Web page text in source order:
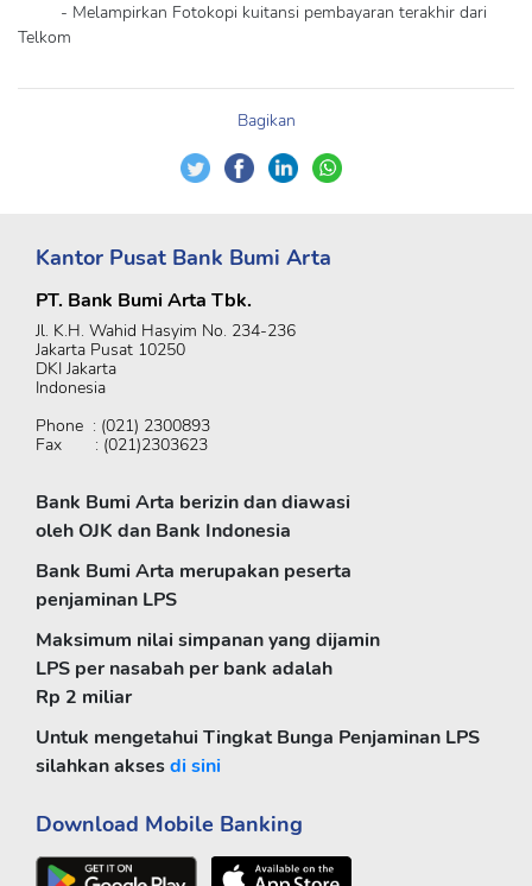
- Melampirkan Fotokopi kuitansi pembayaran terakhir dari
Telkom
Bagikan
Kantor Pusat Bank Bumi Arta
PT. Bank Bumi Arta Tbk.
Jl. K.H. Wahid Hasyim No. 234-236
Jakarta Pusat 10250
DKI Jakarta
Indonesia
Phone : (021) 2300893
Fax : (021)2303623
Bank Bumi Arta berizin dan diawasi
oleh OJK dan Bank Indonesia
Bank Bumi Arta merupakan peserta
penjaminan LPS
Maksimum nilai simpanan yang dijamin
LPS per nasabah per bank adalah
Rp 2 miliar
Untuk mengetahui Tingkat Bunga Penjaminan LPS
silahkan aksesdi sini
Download Mobile Banking